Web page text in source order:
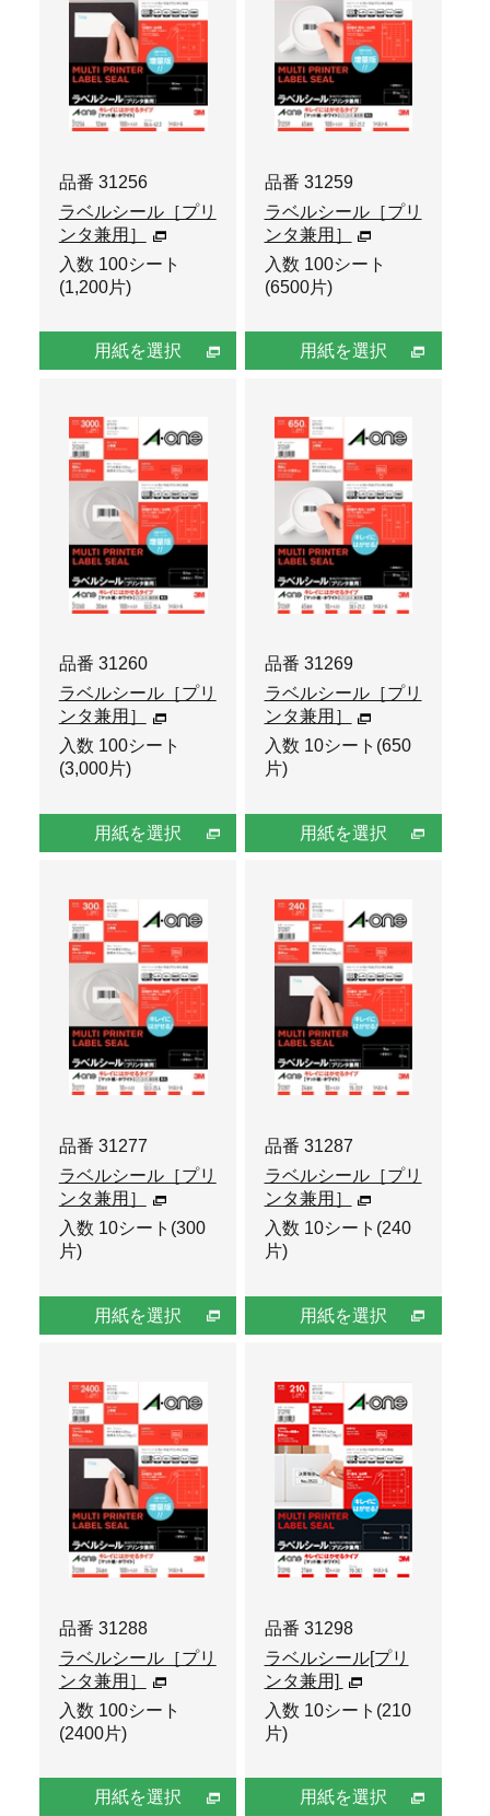
品番 31256
ラベルシール［プリ
ンタ兼用］
入数 100シート
(1,200片)
用紙を選択
品番 31259
ラベルシール［プリ
ンタ兼用］
入数 100シート
(6500片)
用紙を選択
品番 31260
ラベルシール［プリ
ンタ兼用］
入数 100シート
(3,000片)
用紙を選択
品番 31269
ラベルシール［プリ
ンタ兼用］
入数 10シート(650
片)
用紙を選択
品番 31277
ラベルシール［プリ
ンタ兼用］
入数 10シート(300
片)
用紙を選択
品番 31287
ラベルシール［プリ
ンタ兼用］
入数 10シート(240
片)
用紙を選択
品番 31288
ラベルシール［プリ
ンタ兼用］
入数 100シート
(2400片)
用紙を選択
品番 31298
ラベルシール[プリ
ンタ兼用]
入数 10シート(210
片)
用紙を選択